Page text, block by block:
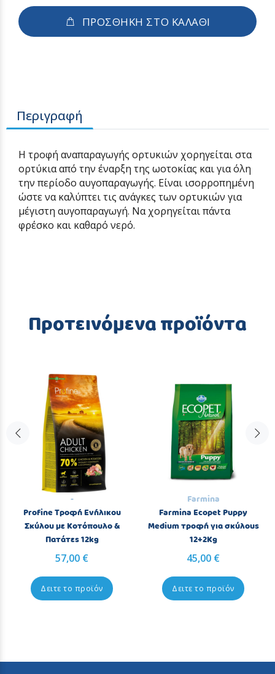
ΠΡΟΣΘΗΚΗ ΣΤΟ ΚΑΛΑΘΙ
Περιγραφή
Η τροφή αναπαραγωγής ορτυκιών χορηγείται στα
ορτύκια από την έναρξη της ωοτοκίας και για όλη
την περίοδο αυγοπαραγωγής. Είναι ισορροπημένη
ώστε να καλύπτει τις ανάγκες των ορτυκιών για
μέγιστη αυγοπαραγωγή. Να χορηγείται πάντα
φρέσκο και καθαρό νερό.
Προτεινόμενα προϊόντα
-
Profine Τροφή Ενήλικου
Σκύλου με Κοτόπουλο &
Πατάτες 12kg
57,00 €
Δειτε το προϊόν
Farmina
Farmina Ecopet Puppy
Medium τροφή για σκύλους
12+2Kg
45,00 €
Δειτε το προϊόν